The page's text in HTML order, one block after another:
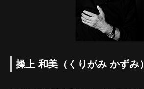
操上 和美（くりがみ かずみ）